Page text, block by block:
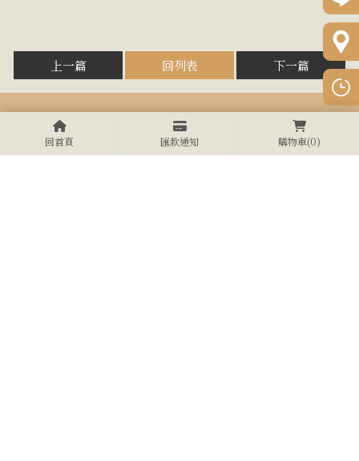
上一篇 回列表 下一篇
回首頁 匯款通知 購物車(0)